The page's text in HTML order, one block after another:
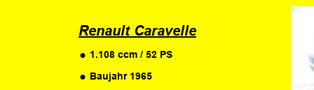
Renault Caravelle
• 1.108 ccm / 52 PS
• Baujahr 1965